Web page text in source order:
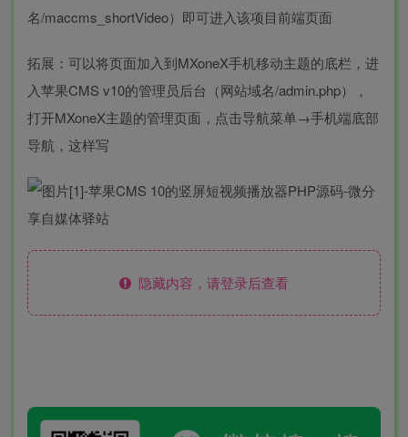
名/maccms_shortVideo）即可进入该项目前端页面
拓展：可以将页面加入到MXoneX手机移动主题的底栏，进
入苹果CMS v10的管理员后台（网站域名/admin.php），
打开MXoneX主题的管理页面，点击导航菜单→手机端底部
导航，这样写
隐藏内容，请登录后查看